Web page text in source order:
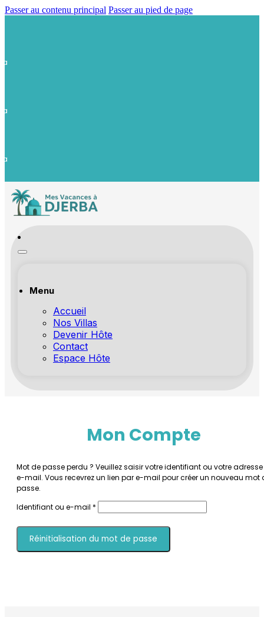
Passer au contenu principal Passer au pied de page
Menu
Accueil
Nos Villas
Devenir Hôte
Contact
Espace Hôte
Mon Compte
Mot de passe perdu ? Veuillez saisir votre identifiant ou votre adresse
e-mail. Vous recevrez un lien par e-mail pour créer un nouveau mot
passe.
Identifiant ou e-mail *
Réinitialisation du mot de passe